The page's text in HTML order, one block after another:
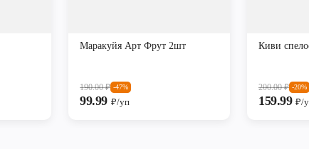
Маракуйя Арт Фрут 2шт
190.00₽ -47%
99.99 ₽/уп
Киви
200.00₽ -20%
159.99₽/